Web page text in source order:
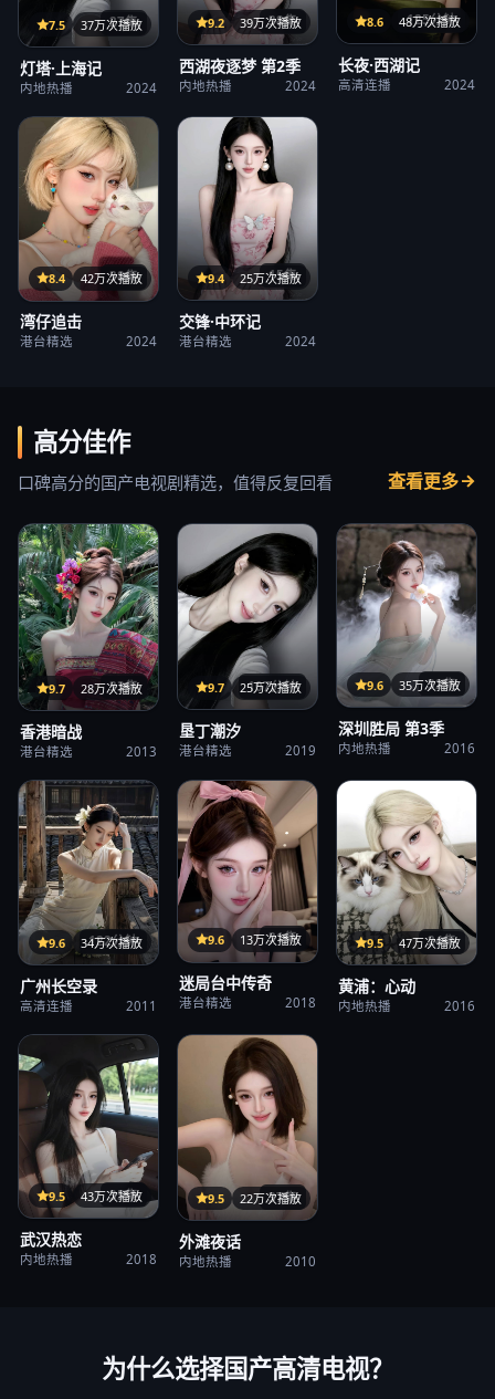
27集
7.5 37万次播放
灯塔·上海记
内地热播 2024
38集
9.2 39万次播放
西湖夜逐梦 第2季
内地热播 2024
125分钟
8.6 48万次播放
长夜·西湖记
高清连播 2024
38集
8.4 42万次播放
湾仔追击
港台精选 2024
15集
9.4 25万次播放
交锋·中环记
港台精选 2024
高分佳作
口碑高分的国产电视剧精选，值得反复回看 查看更多
33集
9.7 28万次播放
香港暗战
港台精选 2013
107分钟
9.7 25万次播放
垦丁潮汐
港台精选 2019
32集
9.6 35万次播放
深圳胜局 第3季
内地热播 2016
122分钟
9.6 34万次播放
广州长空录
高清连播 2011
31集
9.6 13万次播放
迷局台中传奇
港台精选 2018
24集
9.5 47万次播放
黄浦：心动
内地热播 2016
35集
9.5 43万次播放
武汉热恋
内地热播 2018
37集
9.5 22万次播放
外滩夜话
内地热播 2010
为什么选择国产高清电视？